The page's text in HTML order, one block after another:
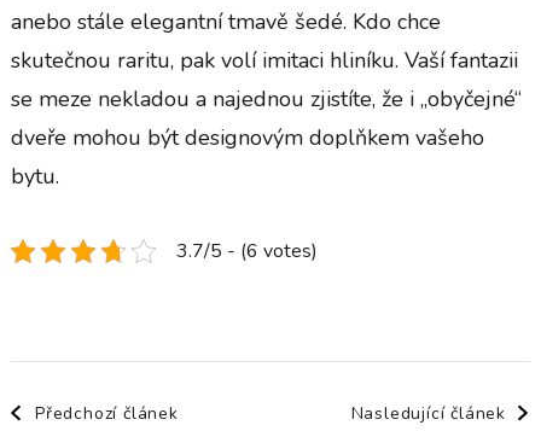
anebo stále elegantní tmavě šedé. Kdo chce
skutečnou raritu, pak volí imitaci hliníku. Vaší fantazii
se meze nekladou a najednou zjistíte, že i „obyčejné“
dveře mohou být designovým doplňkem vašeho
bytu.
3.7/5 - (6 votes)
Navigace
Předchozí článek Nasledující článek